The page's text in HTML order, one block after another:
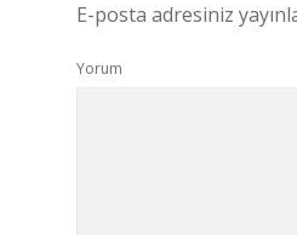
E-posta adresiniz
Yorum